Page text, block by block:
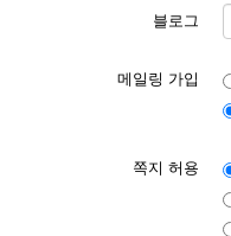
블로그
메일링 가입
쪽지 허용